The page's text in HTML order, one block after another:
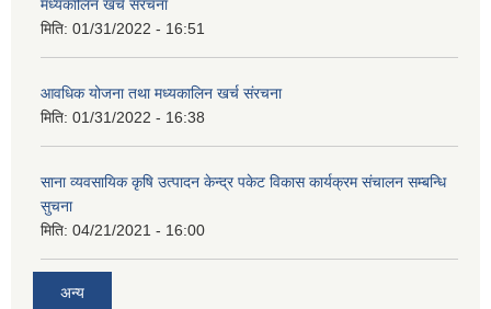
मध्यकालिन खर्च संरचना
मिति: 01/31/2022 - 16:51
आवधिक योजना तथा मध्यकालिन खर्च संरचना
मिति: 01/31/2022 - 16:38
साना व्यवसायिक कृषि उत्पादन केन्द्र पकेट विकास कार्यक्रम संचालन सम्बन्धि
सुचना
मिति: 04/21/2021 - 16:00
अन्य